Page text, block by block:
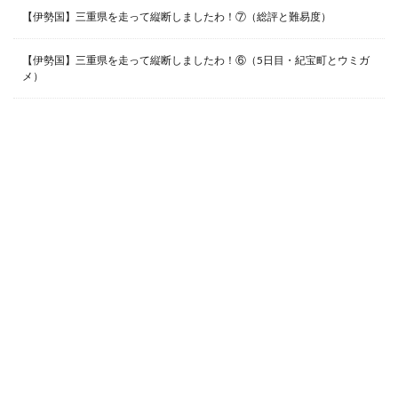
【伊勢国】三重県を走って縦断しましたわ！⑦（総評と難易度）
【伊勢国】三重県を走って縦断しましたわ！⑥（5日目・紀宝町とウミガ
メ）